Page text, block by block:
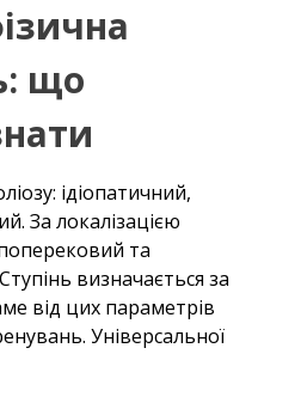
що
ідіопатичний,
За локалізацією
та
визначається за
від цих параметрів
Універсальної